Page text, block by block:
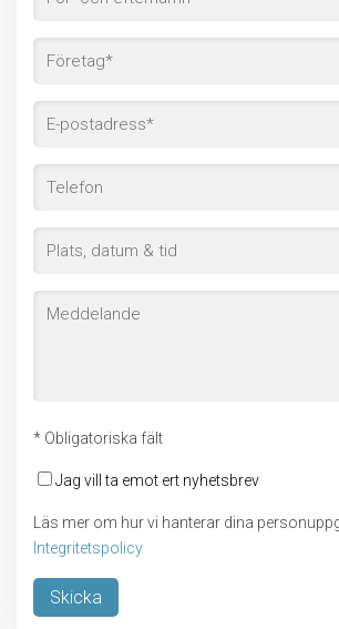
* Obligatoriska fält
Jag vill ta emot ert nyhetsbrev
Läs mer om hur vi hanterar dina
Integritetspolicy